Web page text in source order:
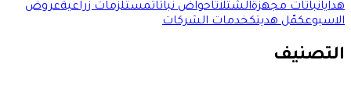
هدايانباتات مجهزةالشتلاتاحواض نباتاتمستلزمات زراعيةعروض
الاسبوعكمّل هديتكخدمات الشركات
التصنيف